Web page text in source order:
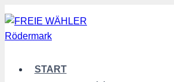
Zum
Inhalt
springen
START